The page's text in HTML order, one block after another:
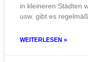
in kleineren Städten
usw. gibt es
WEITERLESEN »